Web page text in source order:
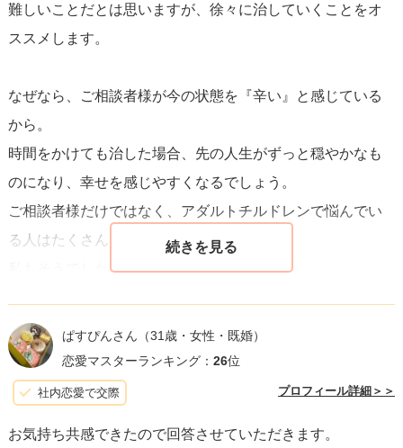
安定した恋愛関係を築くためには 自分自身が安定すること
が不可欠であること
自分を愛し、大切に扱うことを学び、自立した個として成
長することで、健康な関係を築く土台ができあがります。
将来、相性の良いパートナーを見つけることは可能です
が、まずは自分自身との関係を修復し、内面からの強さと
自信を築くことを優先に考えましよう。あなたが自分自身
を本当に理解し、愛することができれば、自然と他者との
健康な関係を築くことができるようになります。
難しいことだとは思いますが、徐々に治していくことをオ
ススメします。
なぜなら、ご相談者様が今の状態を『辛い』と感じている
から。
時間をかけても治した場合、先の人生がずっと穏やかなも
のになり、幸せを感じやすくなるでしょう。
ご相談者様だけではなく、アダルトチルドレンで悩んでい
る人はたくさんいます。
私もそうでした。
カウンセリングなどの専門家の手を借りるのも1つの方法で
すが…すぐにできるオススメの方法を2つお伝えします。
・心の内を紙に書き出す習慣をつける(モヤモヤしたときは
・自分の幼少期を振り返る(共依存は親との関係が関係して
ぱすぴんさん （31歳・女性・既婚）
恋愛マスターランキング： 26位
社内恋愛で交際 プロフィール詳細＞＞
お気持ち共感できたので回答させていただきます。